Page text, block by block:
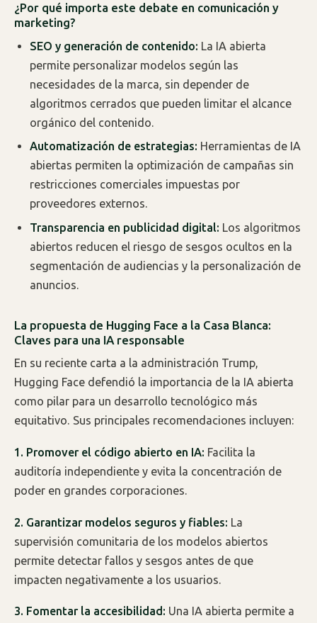
¿Por qué importa este debate en comunicación y
marketing?
SEO y generación de contenido: La IA abierta
permite personalizar modelos según las
necesidades de la marca, sin depender de
algoritmos cerrados que pueden limitar el alcance
orgánico del contenido.
Automatización de estrategias: Herramientas de IA
abiertas permiten la optimización de campañas sin
restricciones comerciales impuestas por
proveedores externos.
Transparencia en publicidad digital: Los algoritmos
abiertos reducen el riesgo de sesgos ocultos en la
segmentación de audiencias y la personalización de
anuncios.
La propuesta de Hugging Face a la Casa Blanca:
Claves para una IA responsable
En su reciente carta a la administración Trump,
Hugging Face defendió la importancia de la IA abierta
como pilar para un desarrollo tecnológico más
equitativo. Sus principales recomendaciones incluyen:
1. Promover el código abierto en IA: Facilita la
auditoría independiente y evita la concentración de
poder en grandes corporaciones.
2. Garantizar modelos seguros y fiables: La
supervisión comunitaria de los modelos abiertos
permite detectar fallos y sesgos antes de que
impacten negativamente a los usuarios.
3. Fomentar la accesibilidad: Una IA abierta permite a